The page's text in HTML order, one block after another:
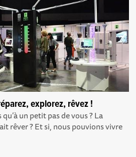
explorez, rêvez !
un petit pas de vous ? La
rêver ? Et si, nous pouvions vivre